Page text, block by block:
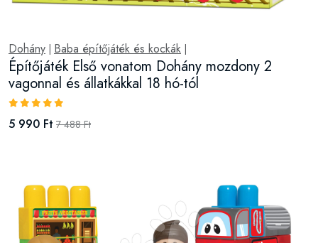
Dohány Baba építőjáték és kockák
Építőjáték Első vonatom Dohány mozdony 2
vagonnal és állatkákkal 18 hó-tól
5 990 Ft 7 488 Ft